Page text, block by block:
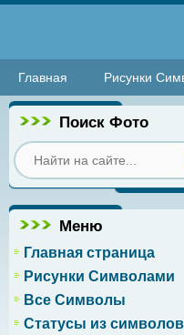
Главная Рисунки
Поиск Фото
Меню
Главная страница
Рисунки Символами
Все Символы
Статусы из символов